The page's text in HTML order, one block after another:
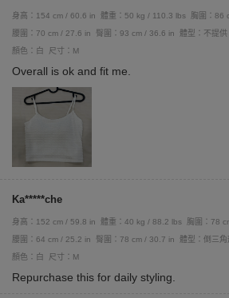
身高：154 cm / 60.6 in 體重：50 kg / 110.3 lbs
胸圍：86
腰圍：70 cm / 27.6 in
臀圍：93 cm / 36.6 in
體型：不提供
顏色：白
尺寸：M
Overall is ok and fit me.
Ka*****che
身高：152 cm / 59.8 in 體重：40 kg / 88.2 lbs
胸圍：78
腰圍：64 cm / 25.2 in
臀圍：78 cm / 30.7 in
體型：倒三角
顏色：白
尺寸：M
Repurchase this for daily styling.